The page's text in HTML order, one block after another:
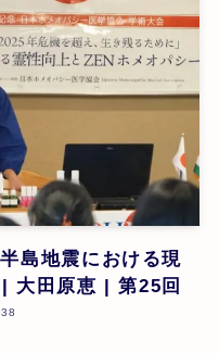
島地震における現
大田原恵 | 第25回
38